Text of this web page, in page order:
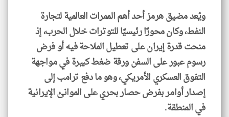
ويُعد مضيق هرمز أحد أهم الممرات العالمية لتجارة
النفط، وكان محورًا رئيسيًا للتوترات خلال الحرب، إذ
منحت قدرة إيران على تعطيل الملاحة فيه أو فرض
رسوم عبور على السفن ورقة ضغط كبيرة في مواجهة
التفوق العسكري الأمريكي، وهو ما دفع ترامب إلى
إصدار أوامر بفرض حصار بحري على الموانئ الإيرانية
في المنطقة.